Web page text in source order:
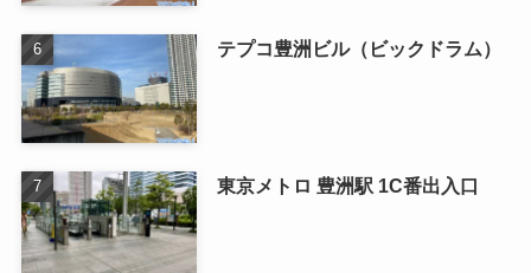
テプコ豊洲ビル（ビックドラム）
東京メトロ 豊洲駅 1C番出入口